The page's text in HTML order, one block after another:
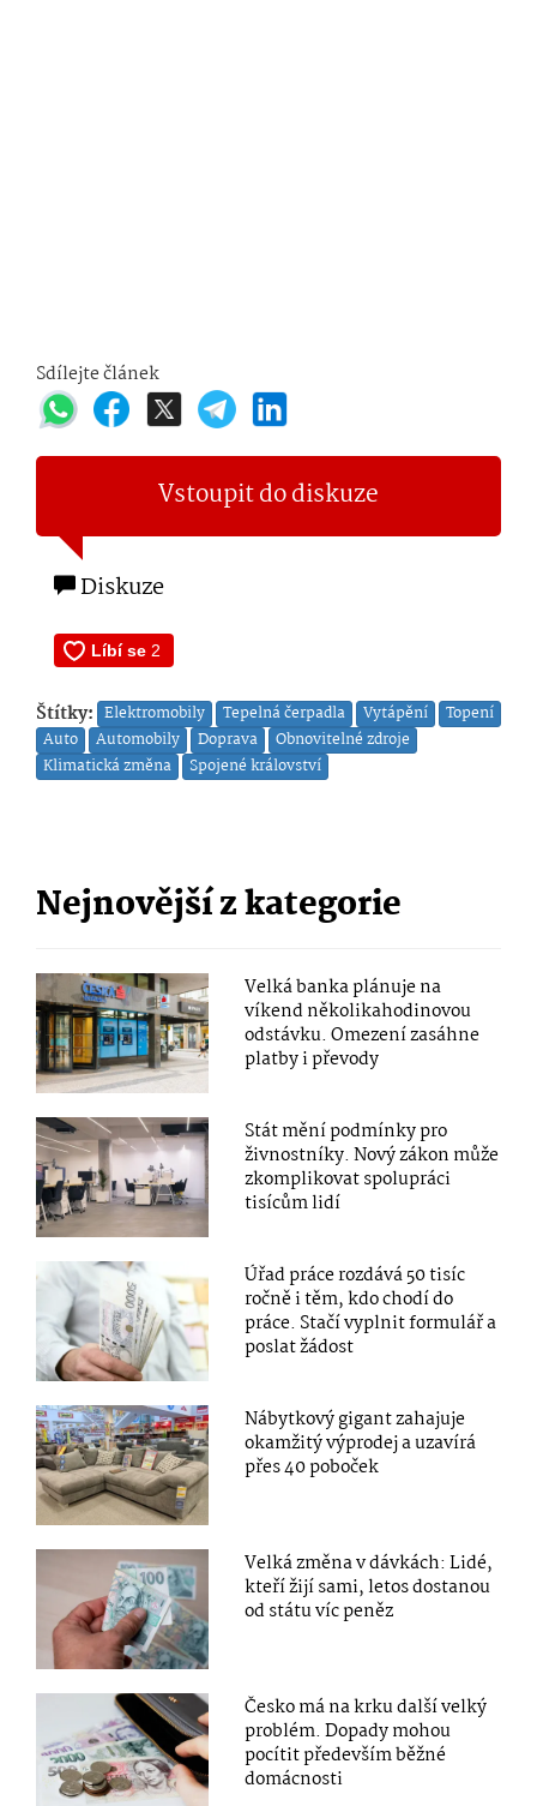
Sdílejte článek
Vstoupit do diskuze
Diskuze
Štítky: Elektromobily Tepelná čerpadla Vytápění
Topení
Auto
Automobily Doprava
Obnovitelné zdroje
Klimatická změna
Spojené království
Nejnovější z kategorie
Velká banka plánuje na
víkend několikahodinovou
odstávku. Omezení zasáhne
platby i převody
Stát mění podmínky pro
živnostníky. Nový zákon může
zkomplikovat spolupráci
tisícům lidí
Úřad práce rozdává 50 tisíc
ročně i těm, kdo chodí do
práce. Stačí vyplnit formulář a
poslat žádost
Nábytkový gigant zahajuje
okamžitý výprodej a uzavírá
přes 40 poboček
Velká změna v dávkách: Lidé,
kteří žijí sami, letos dostanou
od státu víc peněz
Česko má na krku další velký
problém. Dopady mohou
pocítit především běžné
domácnosti